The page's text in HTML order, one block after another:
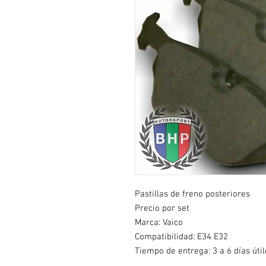
Pastillas de freno posteriores
Precio por set
Marca: Vaico
Compatibilidad: E34 E32
Tiempo de entrega: 3 a 6 días